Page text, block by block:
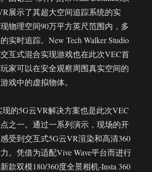
展示了其超大空间追踪系统的实
物理空间90万平方英尺范围内，多
实时追踪。New Tech Walker Studio
互式混合实现游戏也在此次VEC首
家可以在安全观察周围真实空间的
戏中的虚拟物体。
现的5G云VR解决方案也是此次VEC
之一。通过一系列演示，现场的开
受到交互式5G云VR渲染和高清360
。凭借为适配Vive Wave平台而进行
款双模180/360度全景相机-Insta 360